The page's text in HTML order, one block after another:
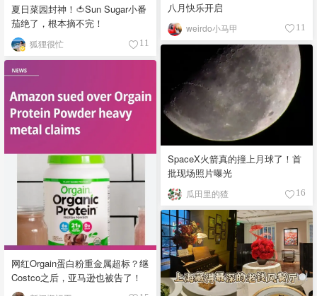
八月快乐开启
weirdo小马甲 11
夏日菜园封神！🍅Sun Sugar小番
茄绝了，根本摘不完！
狐狸很忙 11
SpaceX火箭真的撞上月球了！首
批现场照片曝光
瓜田里的猹 16
网红Orgain蛋白粉重金属超标？继
Costco之后，亚马逊也被告了！